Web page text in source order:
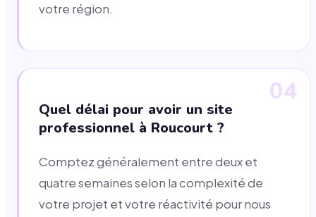
votre région.
04
Quel délai pour avoir un site
professionnel à Roucourt ?
Comptez généralement entre deux et
quatre semaines selon la complexité de
votre projet et votre réactivité pour nous